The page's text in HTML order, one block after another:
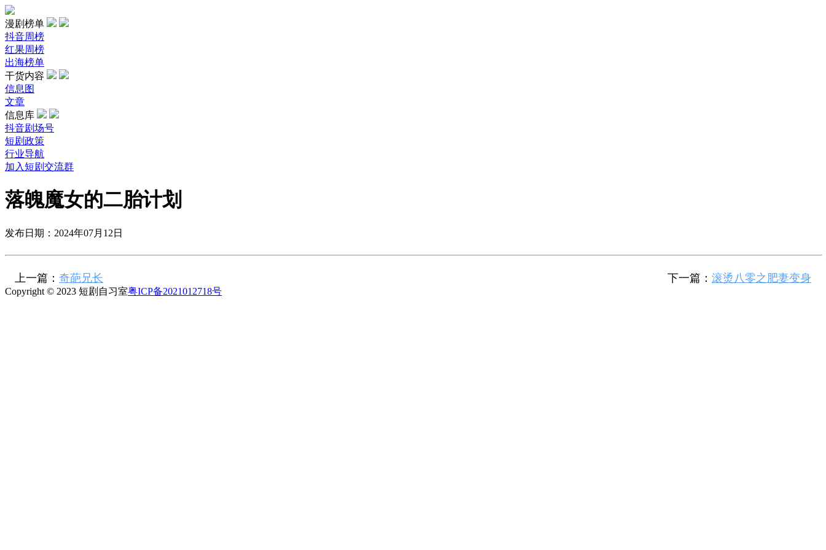
漫剧榜单
抖音周榜
红果周榜
出海榜单
干货内容
信息图
文章
信息库
抖音剧场号
短剧政策
行业导航
加入短剧交流群
落魄魔女的二胎计划
发布日期：2024年07月12日
上一篇： 奇葩兄长 下一篇： 滚烫八零之肥妻变身
Copyright © 2023 短剧自习室粤ICP备2021012718号